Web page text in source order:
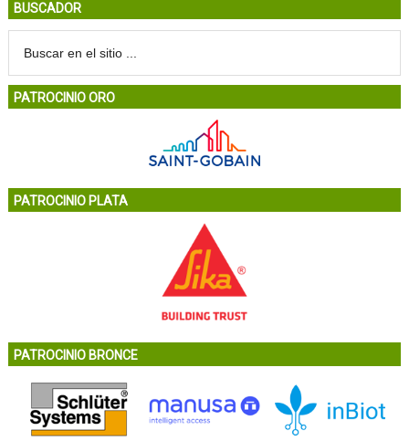
BUSCADOR
PATROCINIO ORO
PATROCINIO PLATA
PATROCINIO BRONCE